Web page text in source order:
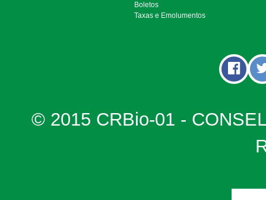
Boletos
Taxas e Emolumentos
© 2015 CRBio-01 -